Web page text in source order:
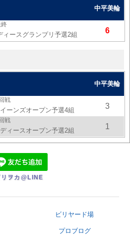
中平美輪
終
ィースグランプリ予選2組 6
中平美輪
戦
ーンズオープン予選4組 3
戦
ィースオープン予選2組 1
リヲカ@LINE
ビリヤード場
プロブログ